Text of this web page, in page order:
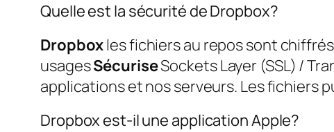
Quelle est la sécurité de Dropbox?
Dropboxles fichiers au repos sont
usagesSécuriseSockets Layer (SSL) /
applications et nos serveurs. Les fichiers
Dropbox est-il une application Apple?